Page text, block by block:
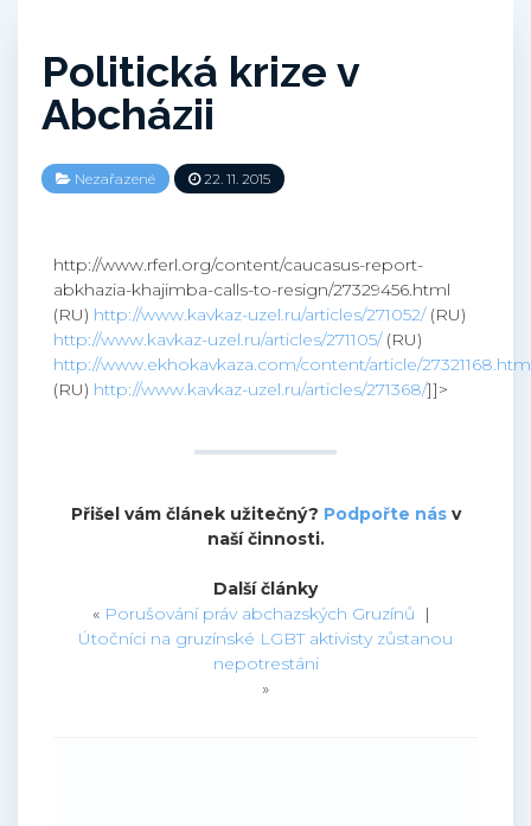
Politická krize v
Abcházii
Nezařazené 22. 11. 2015
http://www.rferl.org/content/caucasus-report-
abkhazia-khajimba-calls-to-resign/27329456.html
(RU) http://www.kavkaz-uzel.ru/articles/271052/(RU)
http://www.kavkaz-uzel.ru/articles/271105/(RU)
http://www.ekhokavkaza.com/content/article/
(RU) http://www.kavkaz-uzel.ru/articles/271368/]]>
Přišel vám článek užitečný? Podpořte násv
naší činnosti.
Další články
« Porušování práv abchazských Gruzínů |
Útočníci na gruzínské LGBT aktivisty zůstanou
nepotrestáni
»